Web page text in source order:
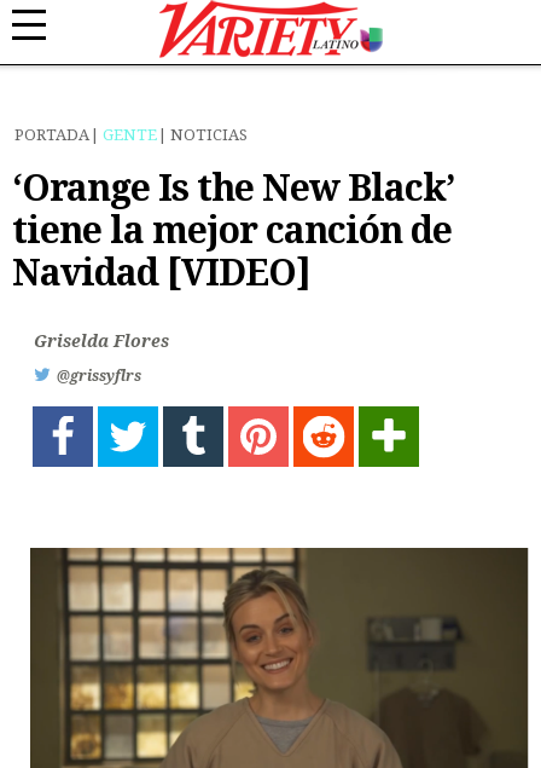
PORTADA GENTE NOTICIAS
‘Orange Is the New Black’
tiene la mejor canción de
Navidad [VIDEO]
Griselda Flores
@grissyflrs